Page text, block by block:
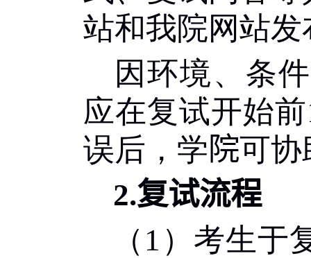
站和我院网站
因环境、条
应在复试开始前
误后，学 院可协
2.复试流程
（ 1 ）考生于